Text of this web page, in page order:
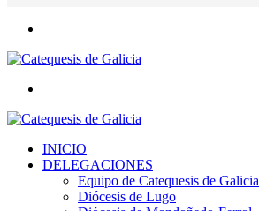
INICIO
DELEGACIONES
Equipo de Catequesis de Galicia
Diócesis de Lugo